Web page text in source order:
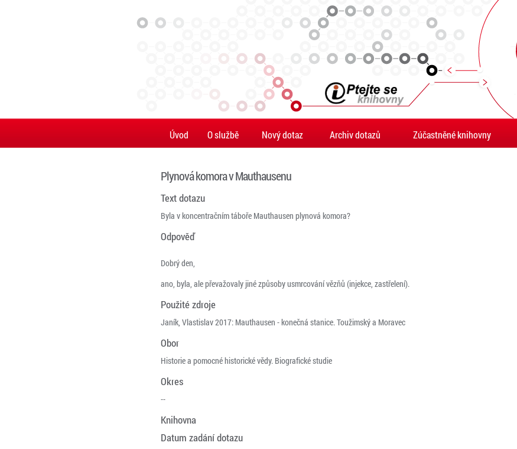
Úvod O službě Nový dotaz Archiv dotazů Zúčastněné knihovny
Plynová komora v Mauthausenu
Text dotazu
Byla v koncentračním táboře Mauthausen plynová komora?
Odpověď
Dobrý den,
ano, byla, ale převažovaly jiné způsoby usmrcování vězňů (injekce, zastřelení).
Použité zdroje
Janík, Vlastislav 2017: Mauthausen - konečná stanice. Toužimský a Moravec
Obor
Historie a pomocné historické vědy. Biografické studie
Okres
--
Knihovna
Datum zadání dotazu